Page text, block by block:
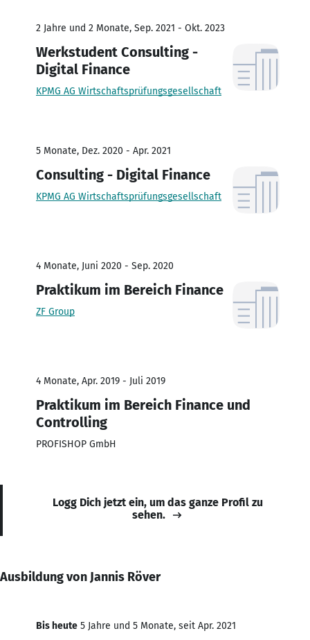
2 Jahre und 2 Monate, Sep. 2021 - Okt. 2023
Werkstudent Consulting -
Digital Finance
KPMG AG Wirtschaftsprüfungsgesellschaft
5 Monate, Dez. 2020 - Apr. 2021
Consulting - Digital Finance
KPMG AG Wirtschaftsprüfungsgesellschaft
4 Monate, Juni 2020 - Sep. 2020
Praktikum im Bereich Finance
ZF Group
4 Monate, Apr. 2019 - Juli 2019
Praktikum im Bereich Finance und
Controlling
PROFISHOP GmbH
Logg Dich jetzt ein, um das ganze Profil zu
sehen.
Ausbildung von Jannis Röver
Bis heute 5 Jahre und 5 Monate, seit Apr. 2021